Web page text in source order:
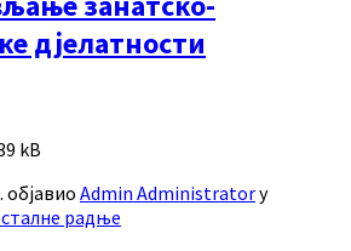
дјелатности
kB
објавио Admin Administratorу
радње